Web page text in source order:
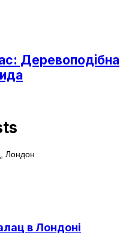
Деревоподібна
в Лондоні